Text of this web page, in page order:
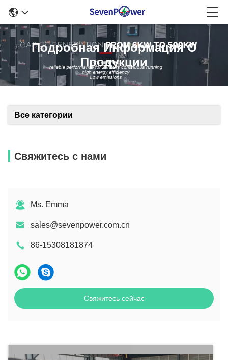
Подробная Информация О
Продукции
Все категории
Свяжитесь с нами
Ms. Emma
sales@sevenpower.com.cn
86-15308181874
Свяжитесь сейчас